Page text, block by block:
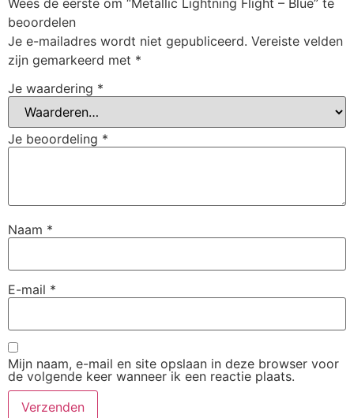
beoordelen
Je e-mailadres wordt niet gepubliceerd. Vereiste velden
zijn gemarkeerd met *
Je waardering *
Je beoordeling *
Naam *
E-mail *
Mijn naam, e-mail en site opslaan in deze browser voor
de volgende keer wanneer ik een reactie plaats.